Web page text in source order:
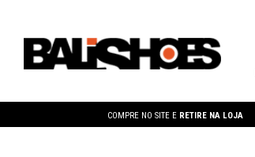
COMPRE NO SITE E RETIRE NA LOJA